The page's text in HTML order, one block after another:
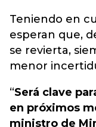
Teniendo en
esperan que,
se revierta,
menor
“Será clave
en próximos
ministro de